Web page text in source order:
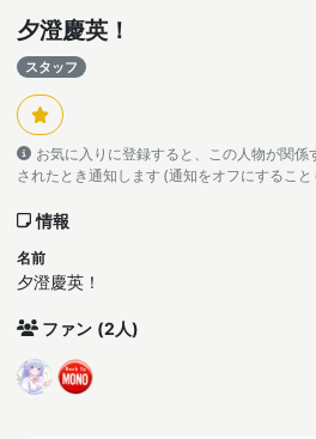
夕澄慶英！
スタッフ
お気に入りに登録すると、この人物が関
されたとき通知します (通知をオフにするこ
情報
名前
夕澄慶英！
ファン (2人)